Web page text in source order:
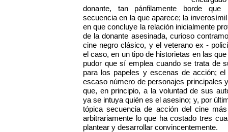
donante, tan pánfilamente borde que
secuencia en la que aparece; la
en que concluye la relación inicialmente
de la donante asesinada, curioso
cine negro clásico, y el veterano ex -
el caso, en un tipo de historietas en las
pudor que sí emplea cuando se trata de
para los papeles y escenas de acción;
escaso número de personajes principales
que, en principio, a la voluntad de sus
ya se intuya quién es el asesino; y, por
tópica secuencia de acción del cine
arbitrariamente lo que ha costado tres
plantear y desarrollar convincentemente.